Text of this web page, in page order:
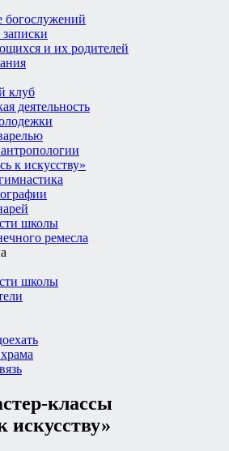
богослужений
и их родителей
клуб
деятельность
к искусству»
школы
ремесла
школы
классы
искусству»